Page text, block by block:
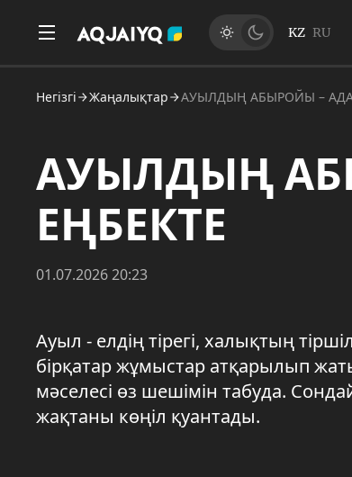
KZ RU
Негізгі Жаңалықтар АУЫЛДЫҢ АБЫРОЙЫ –
АУЫЛДЫҢ
ЕҢБЕКТЕ
01.07.2026 20:23
Ауыл - елдің тірегі, халықтың
бірқатар жұмыстар атқарылып
мәселесі өз шешімін табуда.
жақтаны көңіл қуантады.